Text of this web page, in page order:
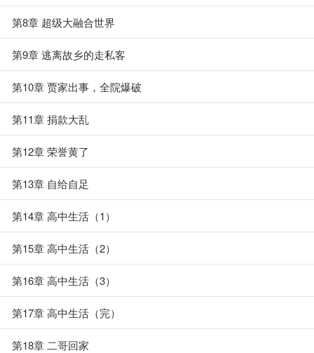
第8章 超级大融合世界
第9章 逃离故乡的走私客
第10章 贾家出事，全院爆破
第11章 捐款大乱
第12章 荣誉黄了
第13章 自给自足
第14章 高中生活（1）
第15章 高中生活（2）
第16章 高中生活（3）
第17章 高中生活（完）
第18章 二哥回家